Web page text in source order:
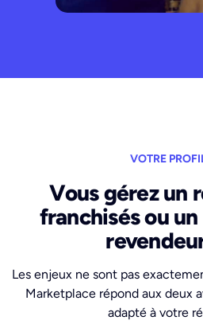
VOTRE
Vous gérez un
franchisés ou
Les enjeux ne sont pas
Marketplace répond aux deux
adapté à votre